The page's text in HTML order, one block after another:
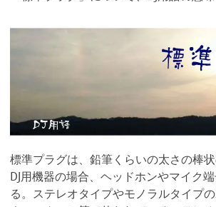
標準プラグは、鉛筆くらいの太さの棒状
DJ用機器の場合、ヘッドホンやマイク
る。ステレオタイプやモノラルタイプの